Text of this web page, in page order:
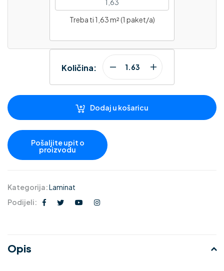
Treba ti 1,63 m² (1 paket/a)
Količina:
Dodaj u košaricu
Kategorija:Laminat
Podijeli:
Opis